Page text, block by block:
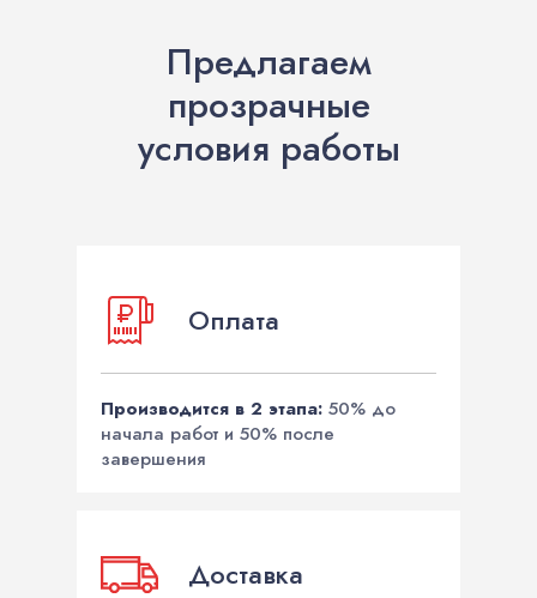
Предлагаем
прозрачные
условия работы
Оплата
Производится в 2 этапа: 50% до
начала работ и 50% после
завершения
Доставка